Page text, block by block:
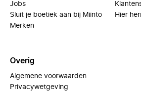
Jobs
Sluit je boetiek aan bij Miinto
Merken
Hier
Overig
Algemene voorwaarden
Privacywetgeving